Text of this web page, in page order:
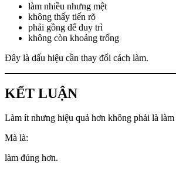
làm nhiều nhưng mệt
không thấy tiến rõ
phải gồng để duy trì
không còn khoảng trống
Đây là dấu hiệu cần thay đổi cách làm.
KẾT LUẬN
Làm ít nhưng hiệu quả hơn không phải là
Mà là:
làm đúng hơn.